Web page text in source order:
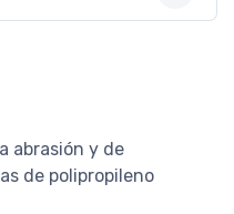
abrasión y de
de polipropileno